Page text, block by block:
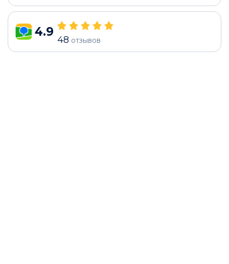
4.9
48 отзывов